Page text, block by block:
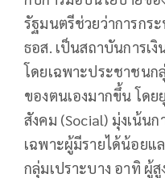
รัฐมนตรีช่วยว่าการกร
ธอส. เป็นสถาบันการเ
โดยเฉพาะประชาชนก
ของตนเองมากขึ้น โด
สังคม (Social) มุ่งเน้น
เฉพาะผู้มีรายได้น้อยแ
กลุ่มเปราะบาง อาทิ ผู้